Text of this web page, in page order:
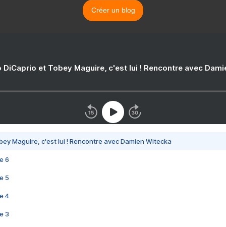
Créer un blog
DiCaprio et Tobey Maguire, c'est lui ! Rencontre avec
Maguire, c'est lui ! Rencontre avec Damien Witecka
6
5
4
3